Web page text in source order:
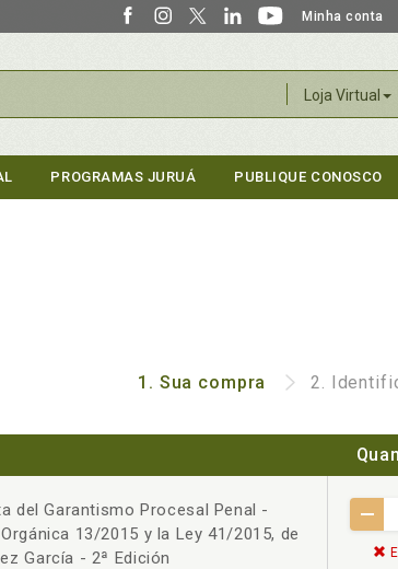
Minha conta
Loja Virtual
PROGRAMAS JURUÁ PUBLIQUE CONOSCO
1. Sua compra 2.
del Garantismo Procesal Penal -
13/2015 y la Ley 41/2015, de
García - 2ª Edición